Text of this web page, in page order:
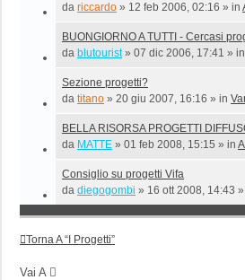
da riccardo » 12 feb 2006, 02:16 » in
BUONGIORNO A TUTTI - Cercasi
da blutourist» 07 dic 2006, 17:41 » in
Sezione progetti?
da titano » 20 giu 2007, 16:16 » in
BELLA RISORSA PROGETTI
da MATTE » 01 feb 2008, 15:15 » in
Consiglio su progetti Vifa
da diegogombi » 16 ott 2008, 14:43
Torna A “I Progetti”
Vai A